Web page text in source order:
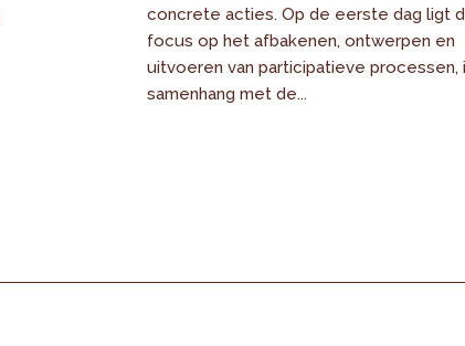
concrete acties. Op de eerste dag ligt
focus op het afbakenen, ontwerpen en
uitvoeren van participatieve processen,
samenhang met de...